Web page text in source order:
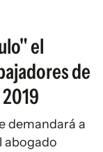
el
de
demandará a
abogado